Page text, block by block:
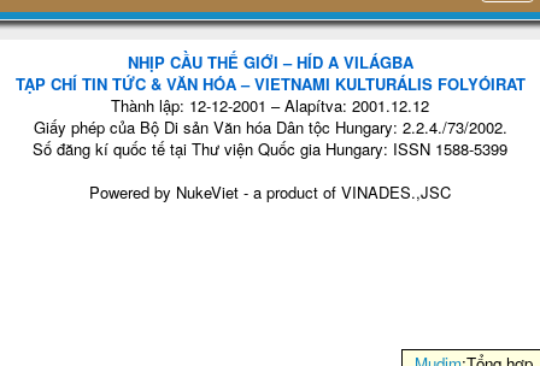
NHỊP CẦU THẾ GIỚI – HÍD A VILÁGBA
TẠP CHÍ TIN TỨC & VĂN HÓA – VIETNAMI KULTURÁLIS FOLYÓIRAT
Thành lập: 12-12-2001 – Alapítva: 2001.12.12
Giấy phép của Bộ Di sản Văn hóa Dân tộc Hungary: 2.2.4./73/2002.
Số đăng kí quốc tế tại Thư viện Quốc gia Hungary: ISSN 1588-5399
Powered by NukeViet - a product of VINADES.,JSC